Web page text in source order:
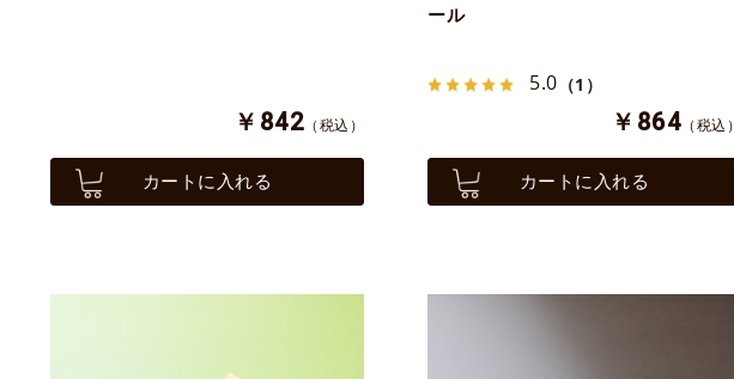
￥842 （税込）
カートに入れる
ール
5.0 （1）
￥864 （税込）
カートに入れる